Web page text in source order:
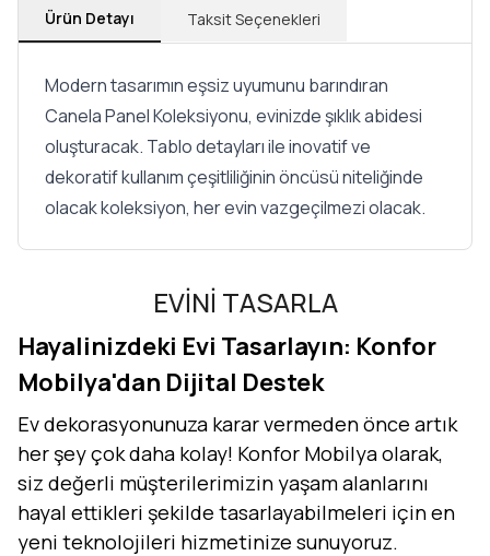
Ürün Detayı Taksit Seçenekleri
Modern tasarımın eşsiz uyumunu barındıran
Canela Panel Koleksiyonu, evinizde şıklık abidesi
oluşturacak. Tablo detayları ile inovatif ve
dekoratif kullanım çeşitliliğinin öncüsü niteliğinde
olacak koleksiyon, her evin vazgeçilmezi olacak.
EVİNİ TASARLA
Hayalinizdeki Evi Tasarlayın: Konfor
Mobilya'dan Dijital Destek
Ev dekorasyonunuza karar vermeden önce artık
her şey çok daha kolay! Konfor Mobilya olarak,
siz değerli müşterilerimizin yaşam alanlarını
hayal ettikleri şekilde tasarlayabilmeleri için en
yeni teknolojileri hizmetinize sunuyoruz.